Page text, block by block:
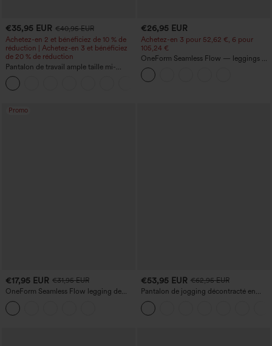
€35,95 EUR €40,95 EUR
Achetez-en 2 et bénéficiez de 10 % de
réduction | Achetez-en 3 et bénéficiez
de 20 % de réduction
Pantalon de travail ample taille mi-
haute, coupe « barrel » (jambe en forme
de tonneau) avec poches
€26,95 EUR
Achetez-en 3 pour 52,62 €, 6 pour
105,24 €
OneForm Seamless Flow — leggings de
yoga sans coutures, taille mi-haute, effet
gainant pour le ventre et liftant pour les
fesses
Promo
€17,95 EUR €31,95 EUR
OneForm Seamless Flow legging de
yoga taille haute, gainant pour le ventre
et effet rehausseur de fesses
€53,95 EUR €62,95 EUR
Pantalon de jogging décontracté en
French terry à imprimé denim, taille mi-
haute, style jean, avec poches